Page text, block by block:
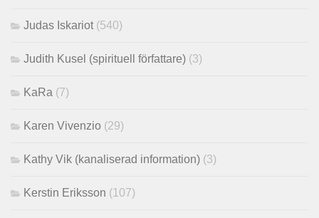
Judas Iskariot (540)
Judith Kusel (spirituell författare) (3)
KaRa (7)
Karen Vivenzio (29)
Kathy Vik (kanaliserad information) (3)
Kerstin Eriksson (107)